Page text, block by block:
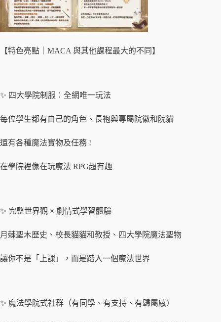
【特色亮點｜MACA 與其他課程最大的不同】
✨ 四大學院制服：全網唯一玩法
每位學生都有自己的角色、長袍與專屬院徽和院貓
還有各種魔法寶物及任務 !
在學院裡像在玩魔法 RPG超有趣
✨ 完整世界觀 × 劇情式學習體驗
月棘聖木歷史、校長貓貓和教授、四大學院魔法聖物
讓你不是「上課」，而是踏入一個魔法世界
✨ 魔法學院式社群（有同學、有支持、有歸屬感）